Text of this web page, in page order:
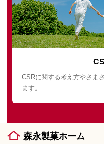
CSRに関する考え方やさま
ます。
森永製菓ホーム